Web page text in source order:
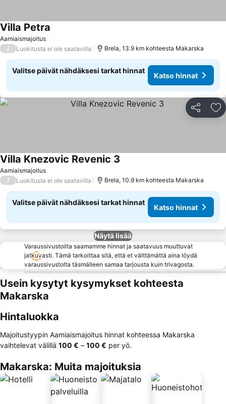
Aamiaismajoitus
Villa Petra
/ Luokitusta ei ole saatavilla Brela, 13.9 km kohteesta Makarska
Valitse päivät nähdäksesi tarkat hinnat
Katso hinnat
Jaa
Aamiaismajoitus
Villa Knezovic Revenic 3
/ Luokitusta ei ole saatavilla Brela, 10.9 km kohteesta Makarska
Valitse päivät nähdäksesi tarkat hinnat
Katso hinnat
Näytä lisää
Varaussivustoilta saamamme hinnat ja saatavuus muuttuvat
jatkuvasti. Tämä tarkoittaa sitä, että et välttämättä aina löydä
varaussivustolta täsmälleen samaa tarjousta kuin trivagosta.
Usein kysytyt kysymykset kohteesta
Makarska
Hintaluokka
Majoitustyypin Aamiaismajoitus hinnat kohteessa Makarska
vaihtelevat välillä ‎100 € – ‎100 € per yö.
Makarska: Muita majoituksia